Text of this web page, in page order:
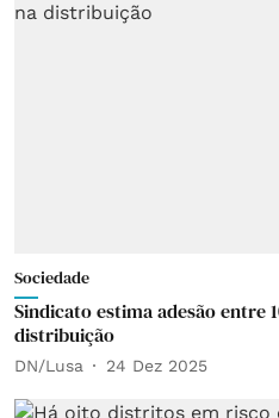
Sociedade
Sindicato estima adesão entre
distribuição
DN/Lusa 24 Dez 2025